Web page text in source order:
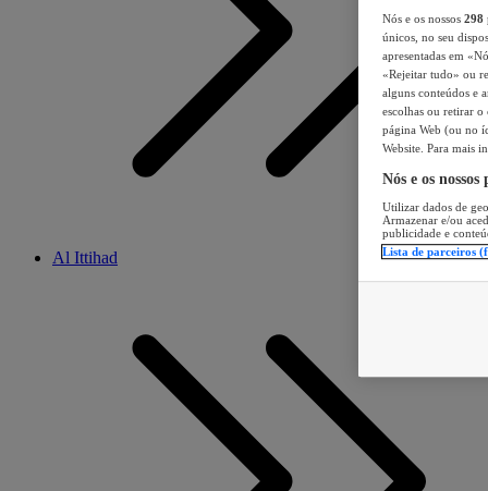
Al Ittihad
Nós e os nossos 298
únicos, no seu
apresentadas em
«Rejeitar tudo» ou
alguns conteúdos e
escolhas ou retirar
página Web (ou no
Website. Para mais
Nós e os
Utilizar dados de
Armazenar e/ou
publicidade e
Lista de parceiros